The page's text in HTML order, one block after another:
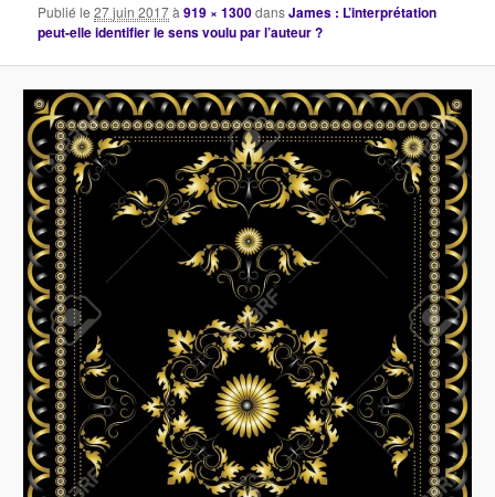
Publié le27 juin 2017à919 × 1300dansJames : L’interprétation
peut-elle identifier le sens voulu par l’auteur ?